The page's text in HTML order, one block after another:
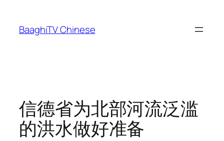
content
BaaghiTV Chinese
信德省为北部河流泛滥
的洪水做好准备